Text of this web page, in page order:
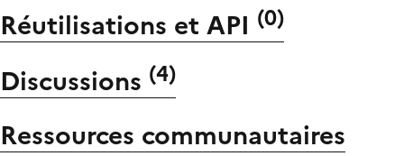
Réutilisations et API (0)
Discussions (4)
Ressources communautaires